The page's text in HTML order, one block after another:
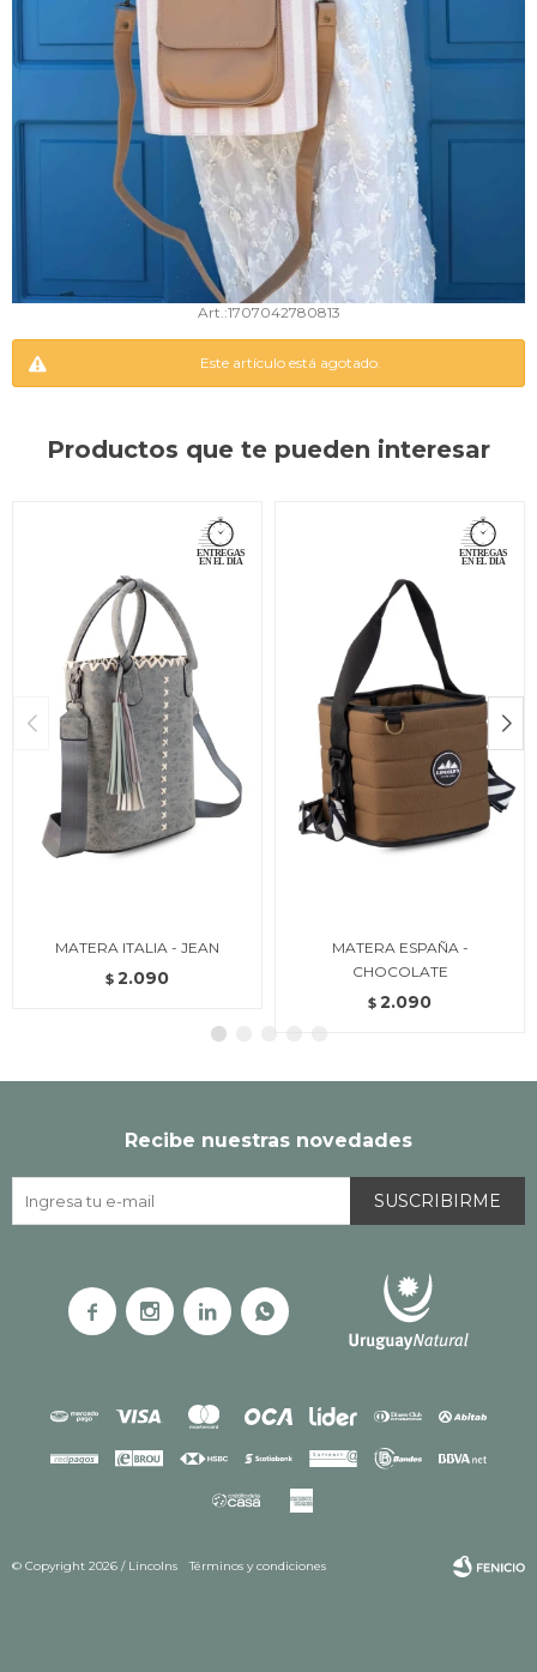
1707042780813
Este artículo está agotado.
Productos que te pueden interesar
MATERA ITALIA - JEAN
$ 2.090
MATERA ESPAÑA -
CHOCOLATE
$ 2.090
Recibe nuestras novedades
SUSCRIBIRME
   
© Copyright 2026 / Lincolns Términos y condiciones